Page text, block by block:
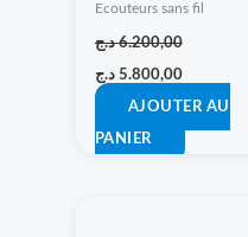
Ecouteurs sans fil
6.200,00 د.ج
5.800,00 د.ج
AJOUTER AU
PANIER